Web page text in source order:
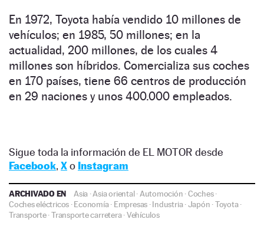
En 1972, Toyota había vendido 10 millones de
vehículos; en 1985, 50 millones; en la
actualidad, 200 millones, de los cuales 4
millones son híbridos. Comercializa sus coches
en 170 países, tiene 66 centros de producción
en 29 naciones y unos 400.000 empleados.
Sigue toda la información de EL MOTOR desde
Facebook, Xo Instagram
ARCHIVADO EN Asia ·Asia oriental· Automoción ·Coches·
Coches eléctricos ·Economía· Empresas ·Industria·Japón ·Toyota·
Transporte·Transporte carretera·Vehículos